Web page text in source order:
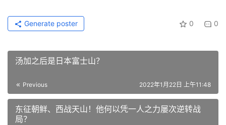
0 0
Generate poster
汤加之后是日本富士山？
Previous 2022年1月22日 上午11:48
东征朝鲜、西战天山！他何以凭一人之力屡次逆转战
局？